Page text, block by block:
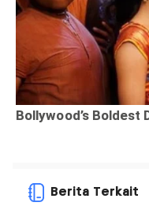
Berita Terkait